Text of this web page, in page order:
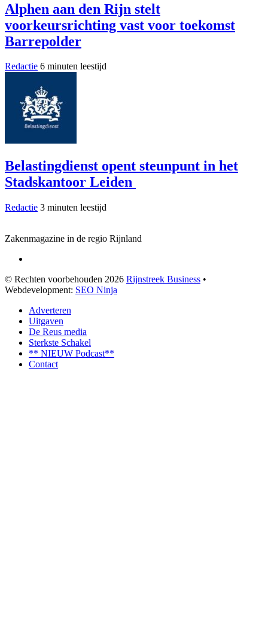
Alphen aan den Rijn stelt
voorkeursrichting vast voor toekomst
Barrepolder
Redactie 6 minuten leestijd
Belastingdienst opent steunpunt in het
Stadskantoor Leiden
Redactie 3 minuten leestijd
Zakenmagazine in de regio Rijnland
© Rechten voorbehouden 2026 Rijnstreek Business •
Webdevelopment: SEO Ninja
Adverteren
Uitgaven
De Reus media
Sterkste Schakel
** NIEUW Podcast**
Contact